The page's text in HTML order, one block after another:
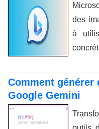
des
à
Comment générer
Google Gemini